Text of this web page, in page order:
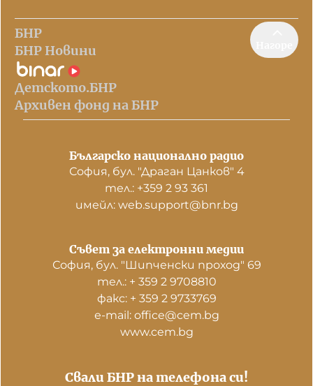
БНР
БНР Новини
Детското.БНР
Архивен фонд на БНР
Българско национално радио
София, бул. "Драган Цанков" 4
тел.: +359 2 93 361
имейл: web.support@bnr.bg
Свали БНР на телефона си!
Съвет за електронни медии
София, бул. "Шипченски проход" 69
тел.: + 359 2 9708810
факс: + 359 2 9733769
е-mail: office@cem.bg
www.cem.bg